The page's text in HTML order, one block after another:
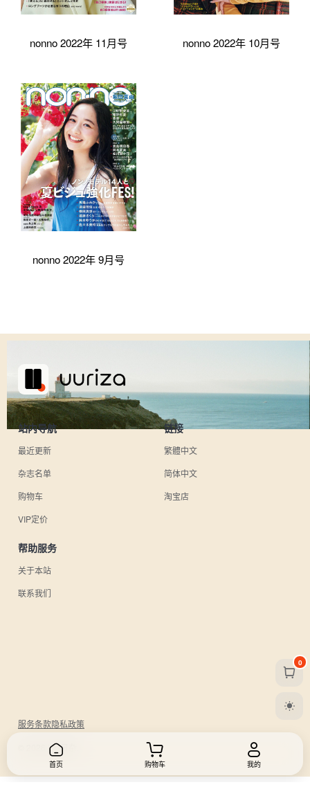
nonno 2022年 11月号 nonno 2022年 10月号
nonno 2022年 9月号
站内导航
最近更新
杂志名单
购物车
VIP定价
链接
繁體中文
简体中文
淘宝店
帮助服务
关于本站
联系我们
服务条款隐私政策
© 2026 UU日杂.
0
首页 购物车 我的